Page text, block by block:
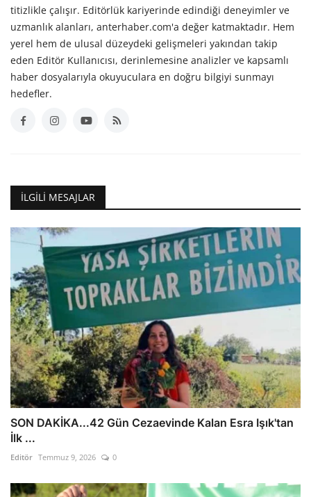
titizlikle çalışır. Editörlük kariyerinde edindiği deneyimler ve
uzmanlık alanları, anterhaber.com'a değer katmaktadır. Hem
yerel hem de ulusal düzeydeki gelişmeleri yakından takip
eden Editör Kullanıcısı, derinlemesine analizler ve kapsamlı
haber dosyalarıyla okuyuculara en doğru bilgiyi sunmayı
hedefler.
İLGILI MESAJLAR
SON DAKİKA...42 Gün Cezaevinde Kalan Esra Işık'tan
İlk ...
Editör Temmuz 9, 2026 0